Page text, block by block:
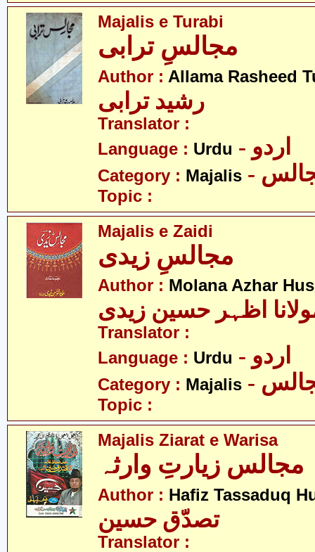
Majalis e Turabi
مجالسِ ترابی
Author : Allama Rasheed
رشید ترابی
Translator :
Language : Urdu - اردو
Category : Majalis
Topic :
Majalis e Zaidi
مجالسِ زیدی
Author : Molana Azhar
اظہر حسین زیدی
Translator :
Language : Urdu - اردو
Category : Majalis
Topic :
Majalis Ziarat e Warisa
مجالس زیارتِ وارثہ
Author : Hafiz Tassaduq
تصدّق حسین
Translator :